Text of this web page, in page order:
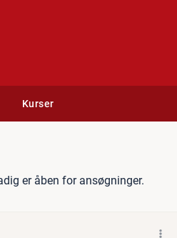
Kurser
er åben for ansøgninger.